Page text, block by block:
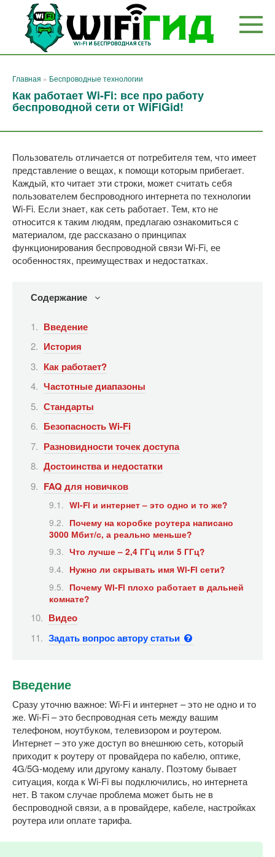
Перейти
контенту
Главная » Беспроводные технологии
Как работает Wi-Fi: все про работу
беспроводной сети от WiFiGid!
Пользователь отличается от потребителя тем, что имеет
представление о вещах, к помощи которым прибегает.
Каждый, кто читает эти строки, может считать себя
пользователем беспроводного интернета по технологии
Wi-Fi. Если знает, как сеть работает. Тем, кто не
относится к таким людям, предлагаю ознакомиться с
материалом, где рассказано о принципах
функционирования беспроводной связи Wi-Fi, ее
особенностях, преимуществах и недостатках.
Содержание
Введение
История
Как работает?
Частотные диапазоны
Стандарты
Безопасность Wi-Fi
Разновидности точек доступа
Достоинства и недостатки
FAQ для новичков
Wi-Fi и интернет – это одно и то же?
Почему на коробке роутера написано
3000 Мбит/с, а реально меньше?
Что лучше – 2,4 ГГц или 5 ГГц?
Нужно ли скрывать имя Wi-Fi сети?
Почему Wi-Fi плохо работает в дальней
комнате?
Видео
Задать вопрос автору статьи
Введение
Сразу уточню важное: Wi-Fi и интернет – это не одно и то
же. Wi-Fi – это беспроводная сеть между вашим
телефоном, ноутбуком, телевизором и роутером.
Интернет – это уже доступ во внешнюю сеть, который
приходит к роутеру от провайдера по кабелю, оптике,
4G/5G-модему или другому каналу. Поэтому бывает
ситуация, когда к Wi-Fi вы подключились, но интернета
нет. В таком случае проблема может быть не в
беспроводной связи, а в провайдере, кабеле, настройках
роутера или оплате тарифа.